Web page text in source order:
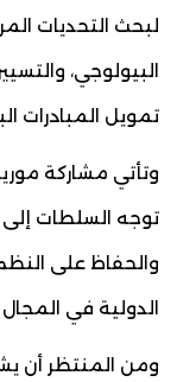
لبحث التحديات
البيولوجي،
تمويل المبادرات
وتأتي مشاركة
توجه السلطات إلى
والحفاظ على النظم
الدولية في المجال
ومن المنتظر أن